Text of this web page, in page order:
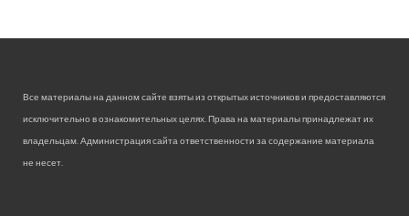
Все материалы на данном сайте взяты из открытых источников и предоставляются
исключительно в ознакомительных целях. Права на материалы принадлежат их
владельцам. Администрация сайта ответственности за содержание материала
не несет.